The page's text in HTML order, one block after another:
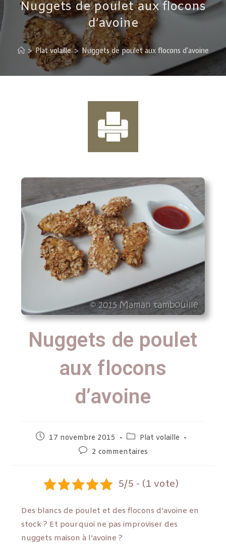
Nuggets de poulet aux flocons
d’avoine
> Plat volaille > Nuggets de poulet aux flocons d’avoine
Nuggets de poulet
aux flocons
d’avoine
17 novembre 2015
Plat volaille
2 commentaires
5/5 - (1 vote)
Des blancs de poulet et des flocons d’avoine en
stock ? Et pourquoi ne pas improviser des
nuggets maison à l’avoine ?